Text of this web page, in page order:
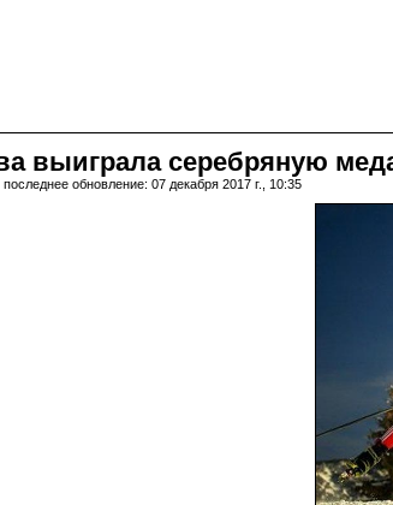
выиграла серебряную
обновление: 07 декабря 2017 г., 10:35